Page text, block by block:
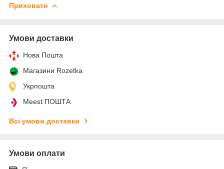
Приховати
Умови доставки
Нова Пошта
Магазини Rozetka
Укрпошта
Meest ПОШТА
Всі умови доставки
Умови оплати